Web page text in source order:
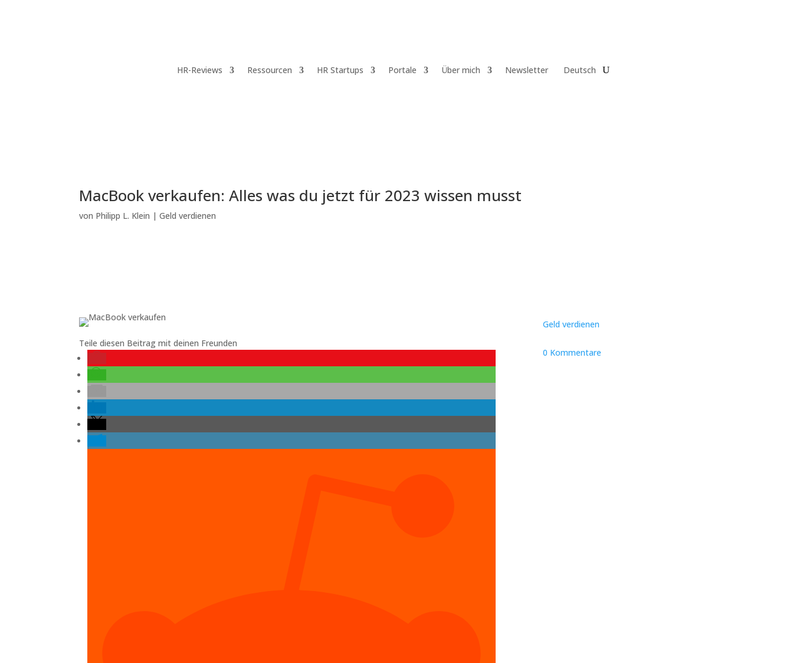
HR-Reviews Ressourcen HR Startups Portale Über mich Newsletter Deutsch
MacBook verkaufen: Alles was du jetzt für 2023 wissen musst
von Philipp L. Klein |Geld verdienen
Teile diesen Beitrag mit deinen Freunden
Geld verdienen
0 Kommentare